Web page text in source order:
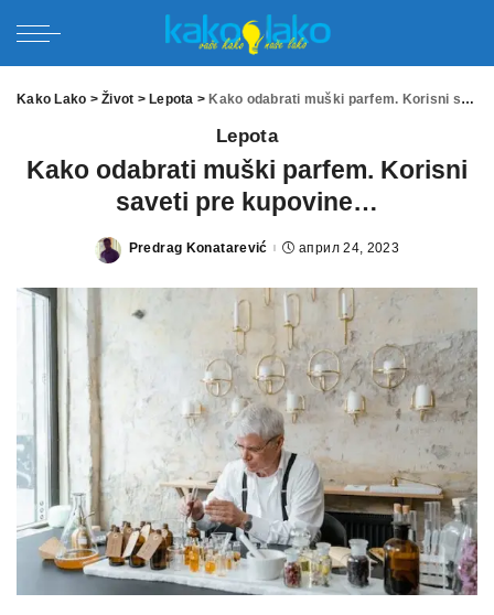
Kako Lako >Život > Lepota > Kako odabrati muški parfem. Korisni saveti pre kupovine…
Lepota
Kako odabrati muški parfem. Korisni
saveti pre kupovine…
Posted
Predrag Konatarević април 24, 2023